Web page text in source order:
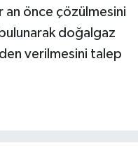
an önce çözülmesini
doğalgaz
verilmesini talep